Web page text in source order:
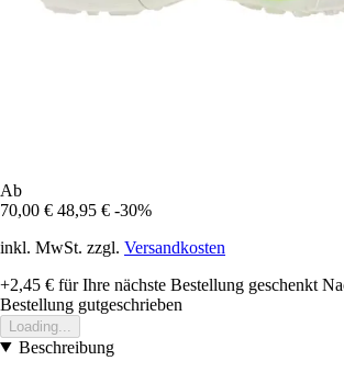
Ab
70,00 € 48,95 € -30%
inkl. MwSt. zzgl. Versandkosten
+2,45 € für Ihre nächste Bestellung geschenkt
Bestellung gutgeschrieben
Loading...
Beschreibung